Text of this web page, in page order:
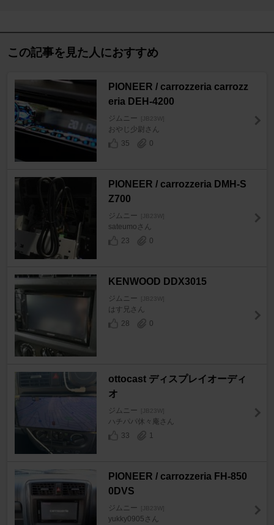
この記事を見た人におすすめ
PIONEER / carrozzeria carrozz
eria DEH-4200
ジムニー [JB23W]
おやじ少尉さん
35
0
PIONEER / carrozzeria DMH-S
Z700
ジムニー [JB23W]
sateumoさん
23
0
KENWOOD DDX3015
ジムニー [JB23W]
はす兄さん
28
0
ottocast ディスプレイオーディ
オ
ジムニー [JB23W]
ハチパパ休々庵さん
33
1
PIONEER / carrozzeria FH-850
0DVS
ジムニー [JB23W]
yukky0905さん